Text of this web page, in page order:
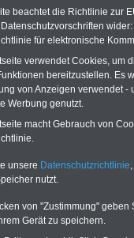
Übersicht
beachtet die Richtlinie zur
für elektronische
verwendet Cookies, um
bereitzustellen. Es
von Anzeigen verwendet
Werbung genutzt.
macht Gebrauch von
unsere Datenschutzrichtlinie
nutzt.
von "Zustimmung"
Gerät zu speichern.